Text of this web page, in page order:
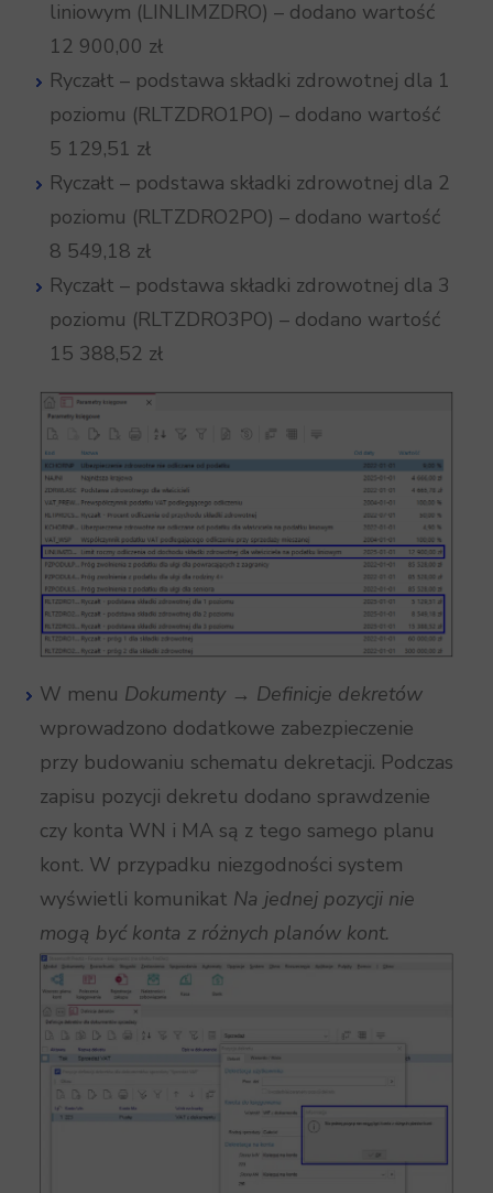
liniowym (LINLIMZDRO) – dodano wartość
12 900,00 zł
Ryczałt – podstawa składki zdrowotnej dla 1
poziomu (RLTZDRO1PO) – dodano wartość
5 129,51 zł
Ryczałt – podstawa składki zdrowotnej dla 2
poziomu (RLTZDRO2PO) – dodano wartość
8 549,18 zł
Ryczałt – podstawa składki zdrowotnej dla 3
poziomu (RLTZDRO3PO) – dodano wartość
15 388,52 zł
W menu Dokumenty → Definicje dekretów
wprowadzono dodatkowe zabezpieczenie
przy budowaniu schematu dekretacji. Podczas
zapisu pozycji dekretu dodano sprawdzenie
czy konta WN i MA są z tego samego planu
kont. W przypadku niezgodności system
wyświetli komunikat Na jednej pozycji nie
mogą być konta z różnych planów kont.